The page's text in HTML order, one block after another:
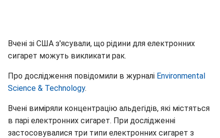
Вчені зі США з'ясували, що рідини для електронних
сигарет можуть викликати рак.
Про дослідження повідомили в журналі Environmental
Science & Technology.
Вчені виміряли концентрацію альдегідів, які містяться
в парі електронних сигарет. При дослідженні
застосовувалися три типи електронних сигарет з